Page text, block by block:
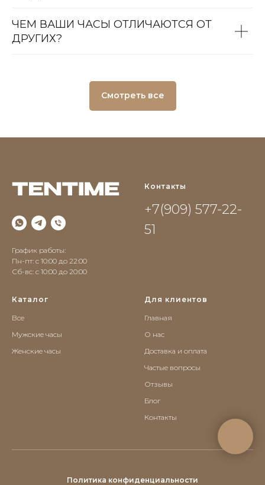
ЧЕМ ВАШИ ЧАСЫ ОТЛИЧАЮТСЯ ОТ
ДРУГИХ?
Смотреть все
График работы:
Пн-пт: с 10:00 до 22:00
Сб-вс: c 10:00 до 20:00
Контакты
+7(909) 577-22-
51
Каталог
Все
Мужские часы
Женские часы
Для клиентов
Главная
О нас
Доставка и оплата
Частые вопросы
Отзывы
Блог
Контакты
Политика конфиденциальности